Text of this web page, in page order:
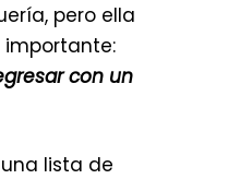
pero ella
con un
lista de